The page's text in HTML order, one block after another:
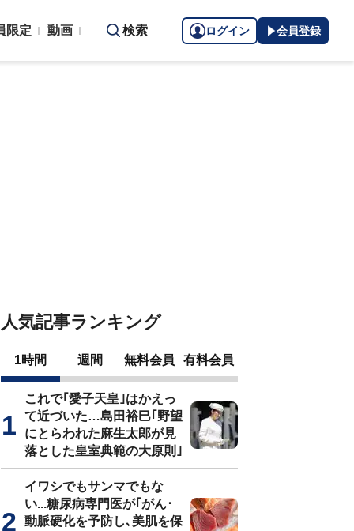
限定 動画 検索 ログイン 会員登録
人気記事ランキング
1時間 週間 無料会員 有料会員
これで｢愛子天皇｣はかえっ
て近づいた…島田裕巳｢野望
にとらわれた麻生太郎が見
落とした皇室典範の大原則｣
イワシでもサンマでもな
い...糖尿病専門医が｢がん･
動脈硬化を予防し､美肌を保